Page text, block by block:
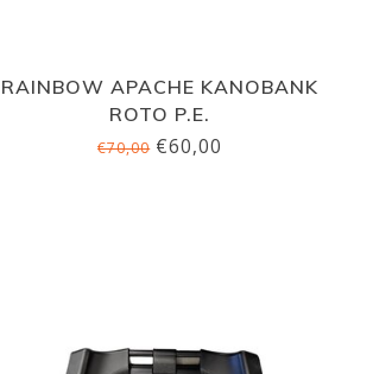
RAINBOW APACHE KANOBANK
ROTO P.E.
€70,00€60,00